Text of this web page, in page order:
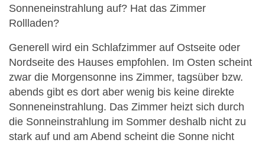
Sonneneinstrahlung auf? Hat das Zimmer
Rollladen?
Generell wird ein Schlafzimmer auf Ostseite oder
Nordseite des Hauses empfohlen. Im Osten scheint
zwar die Morgensonne ins Zimmer, tagsüber bzw.
abends gibt es dort aber wenig bis keine direkte
Sonneneinstrahlung. Das Zimmer heizt sich durch
die Sonneinstrahlung im Sommer deshalb nicht zu
stark auf und am Abend scheint die Sonne nicht